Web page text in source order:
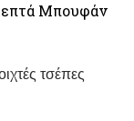
Μπουφάν
τσέπες